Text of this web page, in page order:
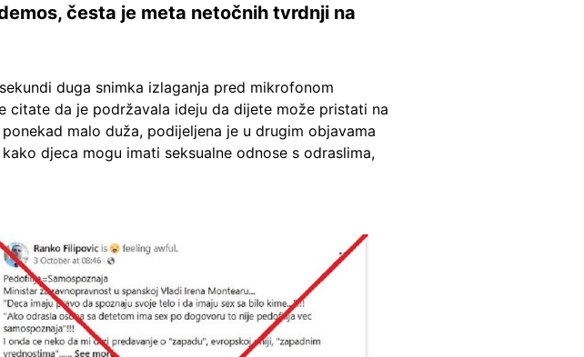
česta je meta netočnih tvrdnji na
duga snimka izlaganja pred mikrofonom
citate da je podržavala ideju da dijete može pristati na
ponekad malo duža, podijeljena je u drugim objavama
djeca mogu imati seksualne odnose s odraslima,